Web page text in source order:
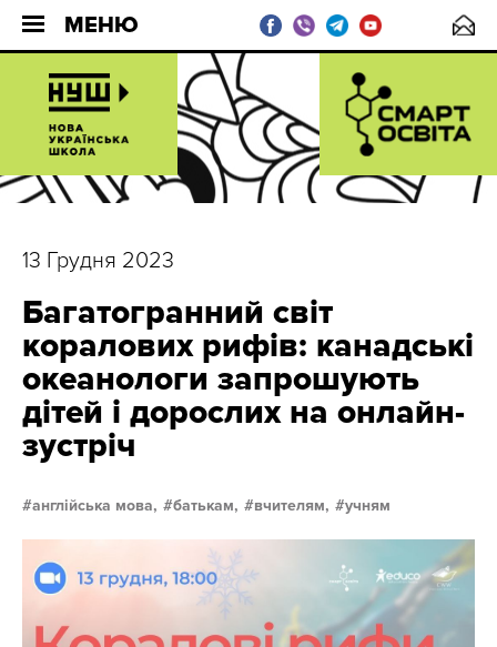
МЕНЮ
13 Грудня 2023
Багатогранний світ
коралових рифів: канадські
океанологи запрошують
дітей і дорослих на онлайн-
зустріч
англійська мова, батькам, вчителям, учням